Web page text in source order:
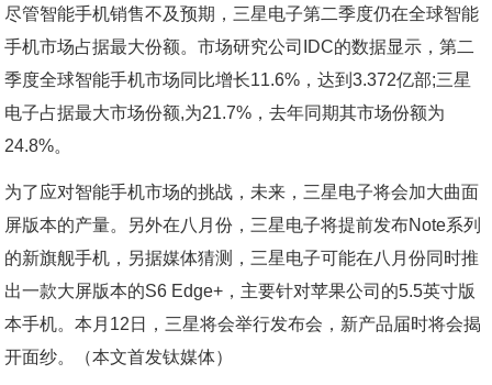
尽管智能手机销售不及预期，三星电子第二季度仍在全球智能
手机市场占据最大份额。市场研究公司IDC的数据显示，第二
季度全球智能手机市场同比增长11.6%，达到3.372亿部;三星
电子占据最大市场份额,为21.7%，去年同期其市场份额为
24.8%。
为了应对智能手机市场的挑战，未来，三星电子将会加大曲面
屏版本的产量。另外在八月份，三星电子将提前发布Note系列
的新旗舰手机，另据媒体猜测，三星电子可能在八月份同时推
出一款大屏版本的S6 Edge+，主要针对苹果公司的5.5英寸版
本手机。本月12日，三星将会举行发布会，新产品届时将会揭
开面纱。（本文首发钛媒体）